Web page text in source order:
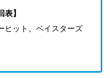
表】
ヒット。ベイスターズ